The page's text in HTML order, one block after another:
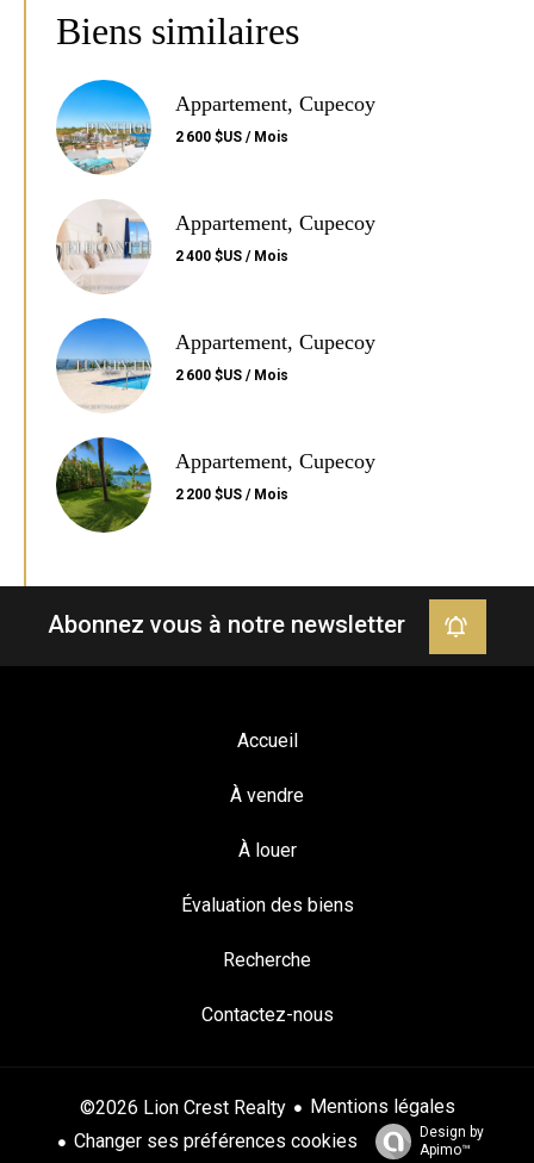
Biens similaires
Appartement, Cupecoy
2 600 $US / Mois
Appartement, Cupecoy
2 400 $US / Mois
Appartement, Cupecoy
2 600 $US / Mois
Appartement, Cupecoy
2 200 $US / Mois
Abonnez vous à notre newsletter
Accueil
À vendre
À louer
Évaluation des biens
Recherche
Contactez-nous
©2026 Lion Crest Realty
Mentions légales
Changer ses préférences cookies
Design by
Apimo™